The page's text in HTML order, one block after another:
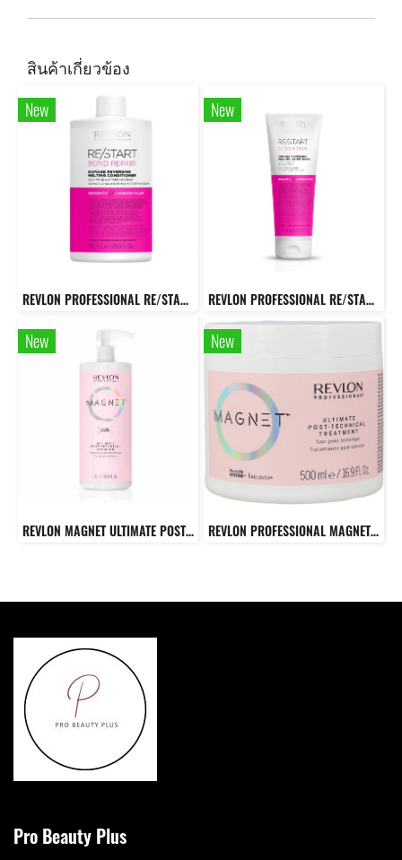
สินค้าเกี่ยวข้อง
New
REVLON PROFESSIONAL RE/START Bond Repair Conditioner 750 Ml. ครีมนวดผมสูตรเข้มข้นสำหรับผมเสียหาย
New
REVLON PROFESSIONAL RE/START Bond Repair Conditioner 200 Ml. ครีมนวดผมสูตรเข้มข้นสำหรับผมเสียหาย
New
REVLON MAGNET ULTIMATE POST-TECNICAL SHAMPOO แชมพูปรับค่า PH ของเส้นผม หลังจากทำเคมี
New
REVLON PROFESSIONAL MAGNET ULTIMATE POST-TECHNICAL TREATMENT 500 ML. ทรีทเมนต์สูตรสำหรับเส้นผมที่ผ่านการทำเคมี
Pro Beauty Plus